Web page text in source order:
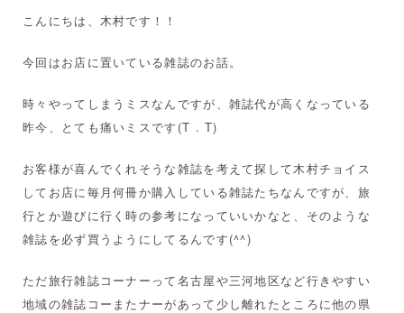
こんにちは、木村です！！
今回はお店に置いている雑誌のお話。
時々やってしまうミスなんですが、雑誌代が高くなっている
昨今、とても痛いミスです(T . T)
お客様が喜んでくれそうな雑誌を考えて探して木村チョイス
してお店に毎月何冊か購入している雑誌たちなんですが、旅
行とか遊びに行く時の参考になっていいかなと、そのような
雑誌を必ず買うようにしてるんです(^^)
ただ旅行雑誌コーナーって名古屋や三河地区など行きやすい
地域の雑誌コーまたナーがあって少し離れたところに他の県